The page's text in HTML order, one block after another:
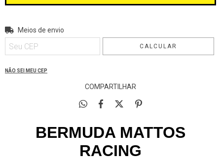
Entregas para o CEP:
Meios de envio
CALCULAR
NÃO SEI MEU CEP
COMPARTILHAR
BERMUDA MATTOS
RACING